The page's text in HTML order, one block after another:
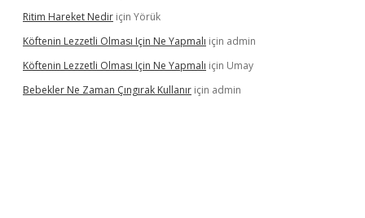
Ritim Hareket Nedir için Yörük
Köftenin Lezzetli Olması Için Ne Yapmalı için admin
Köftenin Lezzetli Olması Için Ne Yapmalı için Umay
Bebekler Ne Zaman Çıngırak Kullanır için admin